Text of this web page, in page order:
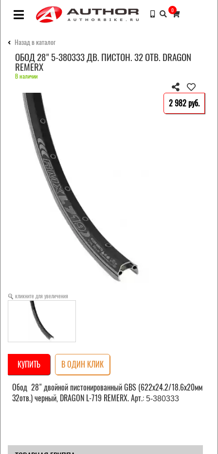
0
Назад в каталог
ОБОД 28" 5-380333 ДВ. ПИСТОН. 32 ОТВ. DRAGON
REMERX
В наличии
кликните для увеличения
2 982 pуб.
КУПИТЬ В ОДИН КЛИК
Обод 28" двойной пистонированный GBS (622х24.2/18.6х20мм
32отв.) черный, DRAGON L-719 REMERX. Арт.: 5-380333